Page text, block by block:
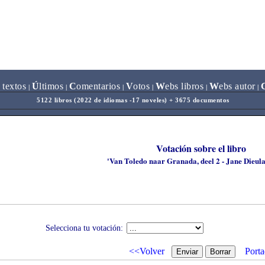
textos Últimos Comentarios Votos Webs libros Webs autor|
5122 libros (2022 de idiomas -17 noveles) + 3675 documentos
Votación sobre el libro
'Van Toledo naar Granada, deel 2 - Jane
Selecciona tu votación:
<<Volver